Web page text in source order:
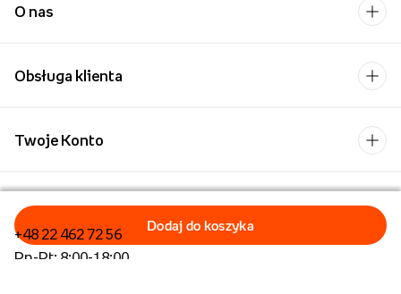
O nas
Obsługa klienta
Kontakt
+48 22 462 72 56
Pn-Pt: 8:00-18:00
Twoje Konto